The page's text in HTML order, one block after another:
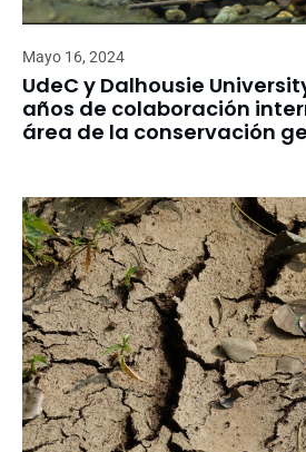
Mayo 16, 2024
UdeC y Dalhousie
años de colaboración
área de la conservación